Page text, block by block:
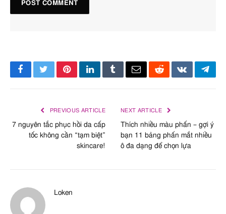
FacebookTwitterPinterestLinkedInTumblrEmailRedditVKontakte
PREVIOUS ARTICLE
7 nguyên tắc phục hồi da cấp
tốc không cần “tạm biệt”
skincare!
NEXT ARTICLE
Thích nhiều màu phấn – gợi ý
bạn 11 bảng phấn mắt nhiều
ô đa dạng để chọn lựa
Loken